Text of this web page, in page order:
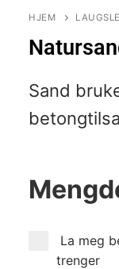
HJEM
Sand
La meg
trenger